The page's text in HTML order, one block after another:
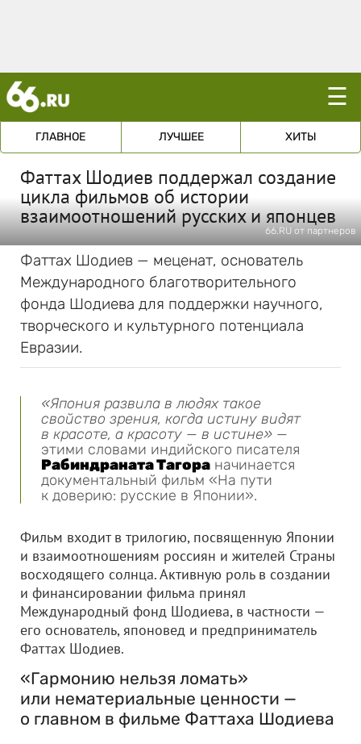
☰
ГЛАВНОЕ ЛУЧШЕЕ ХИТЫ
Фаттах Шодиев поддержал создание
цикла фильмов об истории
взаимоотношений русских и японцев
66.RU от партнеров
Фаттах Шодиев — меценат, основатель
Международного благотворительного
фонда Шодиева для поддержки научного,
творческого и культурного потенциала
Евразии.
«Япония развила в людях такое
свойство зрения, когда истину видят
в красоте, а красоту — в истине» —
этими словами индийского писателя
Рабиндраната Тагора начинается
документальный фильм «На пути
к доверию: русские в Японии».
Фильм входит в трилогию, посвященную Японии
и взаимоотношениям россиян и жителей Страны
восходящего солнца. Активную роль в создании
и финансировании фильма принял
Международный фонд Шодиева, в частности —
его основатель, японовед и предприниматель
Фаттах Шодиев.
«Гармонию нельзя ломать»
или нематериальные ценности —
о главном в фильме Фаттаха Шодиева